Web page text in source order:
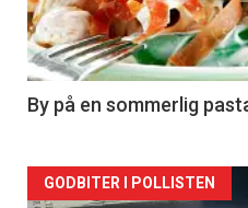
nå
-
5
By på en sommerlig
Forsiden
GODBITER I POLLISTEN